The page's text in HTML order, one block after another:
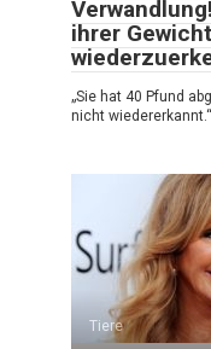
ihrer
„Sie hat 40 Pfund
nicht wiedererkannt.“
Tiere